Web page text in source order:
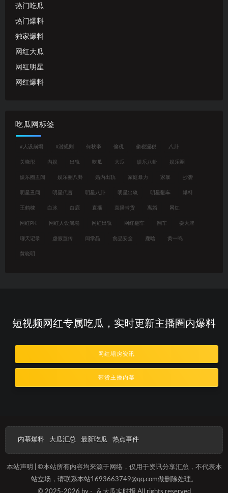
热门吃瓜
热门爆料
独家爆料
网红大瓜
网红明星
网红爆料
吃瓜网标签
#人设崩塌 #潜规则 何秋亊 偷税 偷税漏税 八卦
关晓彤 内娱 出轨 吃瓜 大瓜 娱乐八卦 娱乐圈
娱乐圈丑闻 娱乐圈八卦 婚内出轨 家庭暴力 家暴 抄袭
明星丑闻 明星代言 明星八卦 明星出轨 明星翻车 爆料
王鹤棣 白冰 白鹿 直播 直播带货 离婚 网红
网红PK 网红人设崩塌 网红出轨 网红翻车 翻车 耍大牌
聊天记录 虚假宣传 闫学晶 食品安全 鹿晗 黄一鸣
黄晓明
短视频网红专属吃瓜，实时更新主播圈内爆料
网红塌房资讯
带货主播内幕
内幕爆料 大瓜汇总 最新吃瓜 热点事件
本站声明 | ©本站所有内容均来源于网络，仅用于资讯分享汇总，不代表本
站立场，请联系本站1693663749@qq.com做删除处理。
© 2025-2026 by -
& 大瓜实时报 All rights reserved